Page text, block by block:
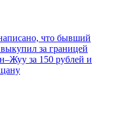
что бывший
за границей
за 150 рублей и